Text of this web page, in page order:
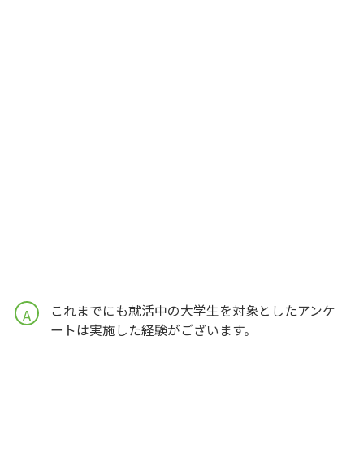
A
これまでにも就活中の大学生を対象としたアンケ
ートは実施した経験がございます。